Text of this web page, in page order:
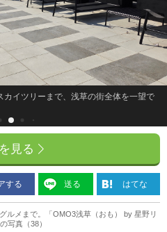
イツリーまで、浅草の街全体を一望で
見る
する 送る はてな
ルメまで。「OMO3浅草（おも） by 星野リ
写真（38）